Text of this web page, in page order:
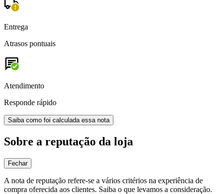
Entrega
Atrasos pontuais
Atendimento
Responde rápido
Saiba como foi calculada essa nota
Sobre a reputação da loja
Fechar
A nota de reputação refere-se a vários critérios na experiência de
compra oferecida aos clientes. Saiba o que levamos a consideração.